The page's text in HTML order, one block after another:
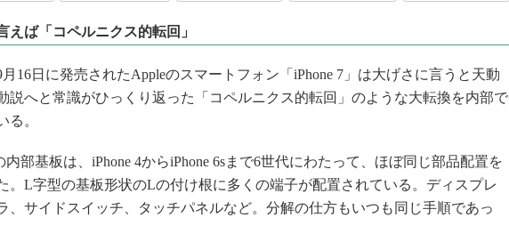
光伝送技術を知る
改革、執念の180日
イノベーションは日本を救うのか
IHSアナリスト「未来展望」
「英語に愛されないエンジニア」の
えば「コペルニクス的転回」
16日に発売されたAppleのスマートフォン「iPhone 7」は大げさに言うと天動
説へと常識がひっくり返った「コペルニクス的転回」のような大転換を内部で
る。
部基板は、iPhone 4からiPhone 6sまで6世代にわたって、ほぼ同じ部品配置を
。L字型の基板形状のLの付け根に多くの端子が配置されている。ディスプレ
、サイドスイッチ、タッチパネルなど。分解の仕方もいつも同じ手順であっ